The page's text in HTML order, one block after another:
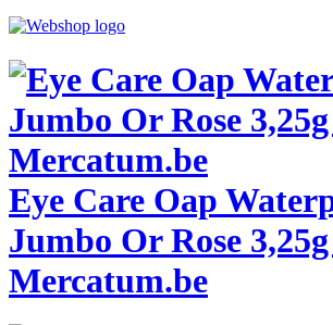
Eye Care Oap
Jumbo Or Rose 3,25g
Mercatum.be